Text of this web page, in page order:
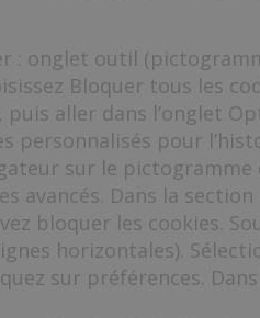
: onglet outil
Bloquer tous les
aller dans l’onglet
personnalisés pour
sur le pictogramme
avancés. Dans la
bloquer les cookies.
horizontales).
sur préférences.